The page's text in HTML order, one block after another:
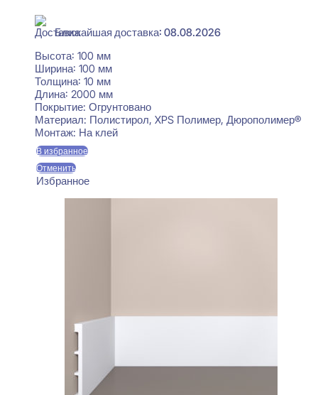
Ближайшая доставка: 08.08.2026
Высота: 100 мм
Ширина: 100 мм
Толщина: 10 мм
Длина: 2000 мм
Покрытие: Огрунтовано
Материал: Полистирол, XPS Полимер, Дюрополимер®
Монтаж: На клей
В избранное
Отменить
Избранное